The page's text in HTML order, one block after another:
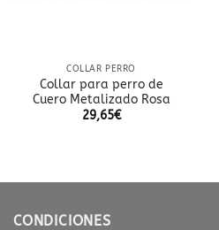
COLLAR PERRO
Collar para perro de
Cuero Metalizado Rosa
29,65€
CONDICIONES